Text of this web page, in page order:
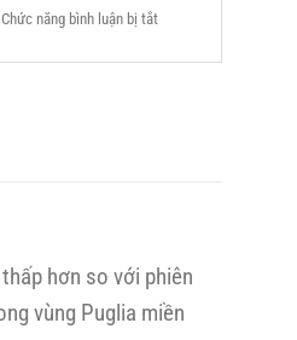
Wood
(6
lon
Chức năng bình luận bị tắtở
Nga
đặc
nổi
hơn so với phiên
vùng Puglia miền